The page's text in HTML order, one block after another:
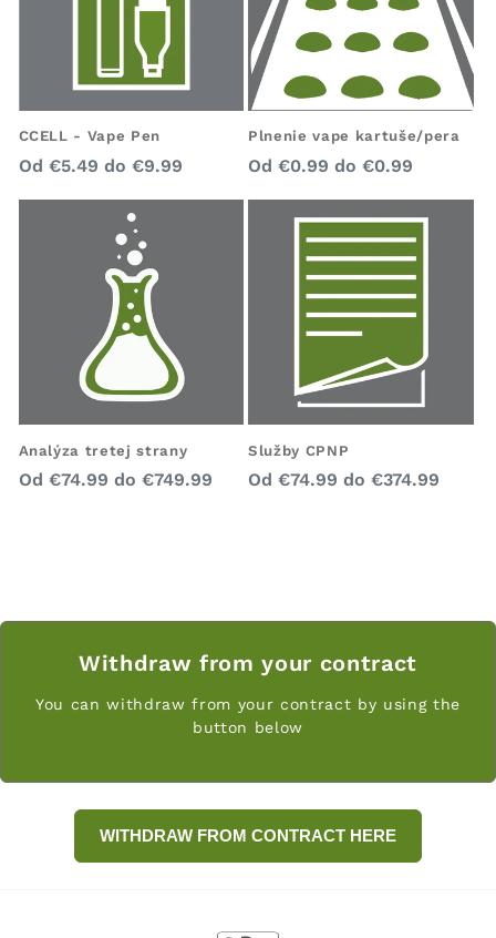
CCELL - Vape Pen
Bežná
Od €5.49 do €9.99
Plnenie vape kartuše/pera
Bežná
Od €0.99 do €0.99
Analýza tretej strany
Bežná
Od €74.99 do €749.99
Služby CPNP
Bežná
Od €74.99 do €374.99
Withdraw from your contract
You can withdraw from your contract by using the
button below